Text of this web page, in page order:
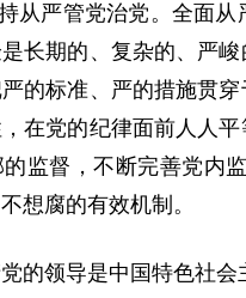
从严管党治党。全面
长期的、复杂的、严
的标准、严的措施贯
在党的纪律面前人人
监督，不断完善党内
想腐的有效机制。
的领导是中国特色社